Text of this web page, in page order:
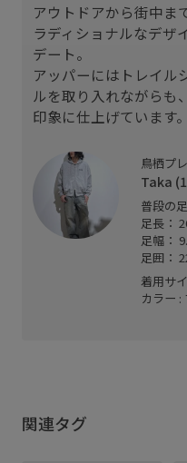
アウトドアから街中ま
ラディショナルなデザ
デート。
アッパーにはトレイル
ルを取り入れながらも
印象に仕上げています。
鳥栖プ
Taka
普段の
足長：
足幅：
足囲：
着用サ
カラー :
関連タグ